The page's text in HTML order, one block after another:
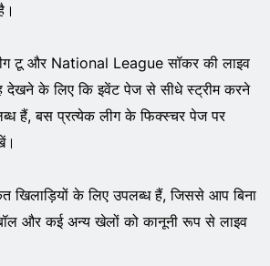
टू और National League सॉकर की लाइव
देखने के लिए कि इवेंट पेज से सीधे स्ट्रीम करने
हैं, बस प्रत्येक लीग के फिक्स्चर पेज पर
खिलाड़ियों के लिए उपलब्ध हैं, जिससे आप बिना
और कई अन्य खेलों को कानूनी रूप से लाइव